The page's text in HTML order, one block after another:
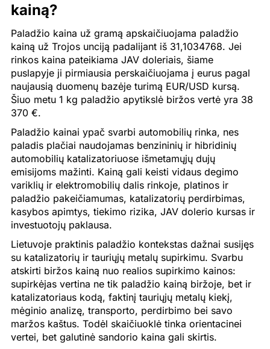
kainą?
Paladžio kaina už gramą apskaičiuojama paladžio
kainą už Trojos unciją padalijant iš 31,1034768. Jei
rinkos kaina pateikiama JAV doleriais, šiame
puslapyje ji pirmiausia perskaičiuojama į eurus pagal
naujausią duomenų bazėje turimą EUR/USD kursą.
Šiuo metu 1 kg paladžio apytikslė biržos vertė yra 38
370 €.
Paladžio kainai ypač svarbi automobilių rinka, nes
paladis plačiai naudojamas benzininių ir hibridinių
automobilių katalizatoriuose išmetamųjų dujų
emisijoms mažinti. Kainą gali keisti vidaus degimo
variklių ir elektromobilių dalis rinkoje, platinos ir
paladžio pakeičiamumas, katalizatorių perdirbimas,
kasybos apimtys, tiekimo rizika, JAV dolerio kursas ir
investuotojų paklausa.
Lietuvoje praktinis paladžio kontekstas dažnai susijęs
su katalizatorių ir tauriųjų metalų supirkimu. Svarbu
atskirti biržos kainą nuo realios supirkimo kainos:
supirkėjas vertina ne tik paladžio kainą biržoje, bet ir
katalizatoriaus kodą, faktinį tauriųjų metalų kiekį,
mėginio analizę, transporto, perdirbimo bei savo
maržos kaštus. Todėl skaičiuoklė tinka orientacinei
vertei, bet galutinė sandorio kaina gali skirtis.